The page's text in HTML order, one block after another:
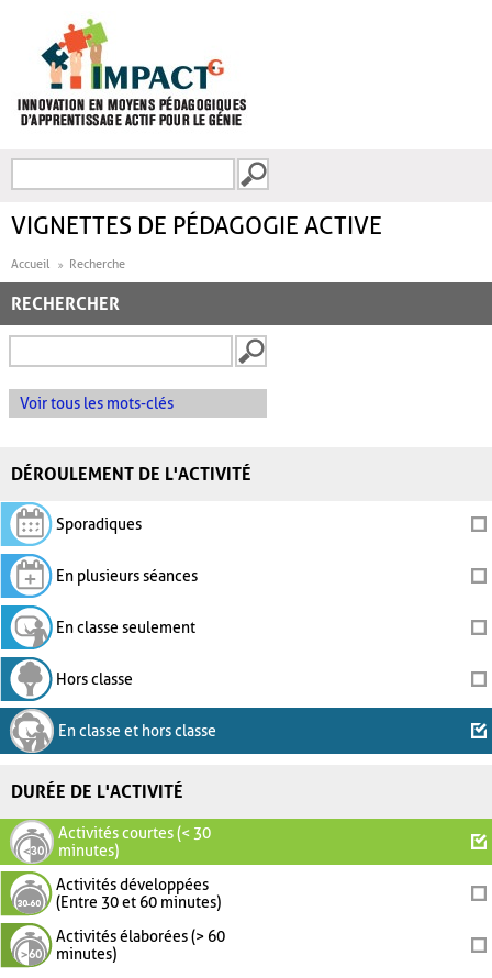
FORMULAIRE DE
VIGNETTES DE PÉDAGOGIE ACTIVE
Accueil Recherche
RECHERCHER
Voir tous les mots-clés
DÉROULEMENT DE L'ACTIVITÉ
Sporadiques
En plusieurs séances
En classe seulement
Hors classe
En classe et hors classe
DURÉE DE L'ACTIVITÉ
Activités courtes (< 30
minutes)
Activités développées
(Entre 30 et 60 minutes)
Activités élaborées (> 60
minutes)